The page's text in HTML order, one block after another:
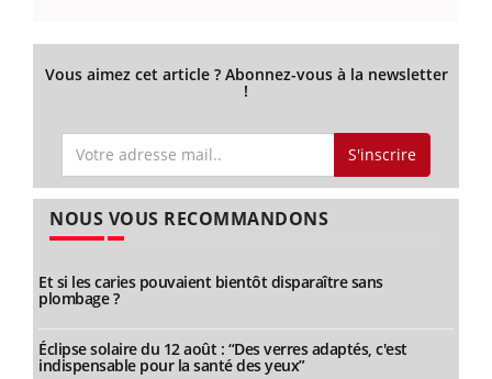
Vous aimez cet article ? Abonnez-vous à la newsletter
!
S'inscrire
NOUS VOUS RECOMMANDONS
Et si les caries pouvaient bientôt disparaître sans
plombage ?
Éclipse solaire du 12 août : “Des verres adaptés, c'est
indispensable pour la santé des yeux”